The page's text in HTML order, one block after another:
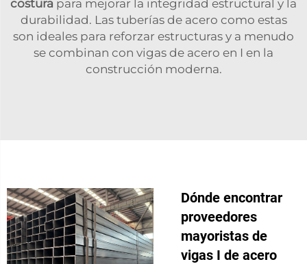
costura para mejorar la integridad estructural y la
durabilidad. Las tuberías de acero como estas
son ideales para reforzar estructuras y a menudo
se combinan con vigas de acero en I en la
construcción moderna.
Dónde encontrar
proveedores
mayoristas de
vigas I de acero